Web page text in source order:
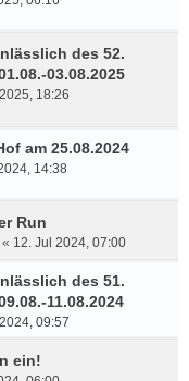
des 52.
03.08.2025
18:26
am 25.08.2024
14:38
Run
« 12. Jul 2024, 07:00
des 51.
11.08.2024
09:57
ein!